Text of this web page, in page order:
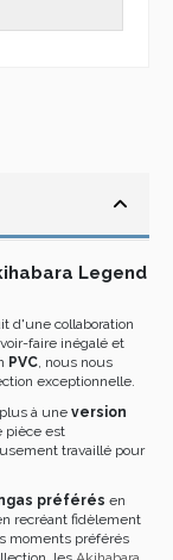
Legend
d'une collaboration
faire inégalé et
PVC, nous nous
exceptionnelle.
plus à uneversion
pièce est
travaillé pour
préférés en
recréant fidèlement
moments préférés